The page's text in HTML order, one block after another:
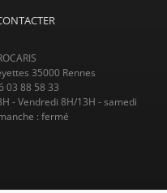
35000 Rennes
03 88 58 33
- Vendredi 8H/13H - samedi
: fermé